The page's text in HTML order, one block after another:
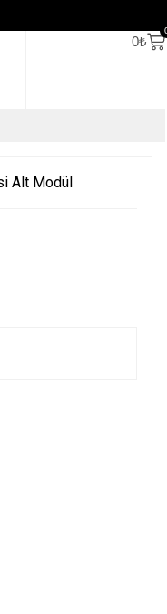
0₺
Alt Modül